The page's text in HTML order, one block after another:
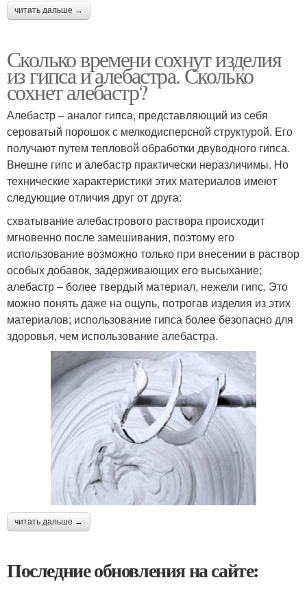
читать дальше →
Сколько времени сохнут изделия
из гипса и алебастра. Сколько
сохнет алебастр?
Алебастр – аналог гипса, представляющий из себя
сероватый порошок с мелкодисперсной структурой. Его
получают путем тепловой обработки двуводного гипса.
Внешне гипс и алебастр практически неразличимы. Но
технические характеристики этих материалов имеют
следующие отличия друг от друга:
схватывание алебастрового раствора происходит
мгновенно после замешивания, поэтому его
использование возможно только при внесении в раствор
особых добавок, задерживающих его высыхание;
алебастр – более твердый материал, нежели гипс. Это
можно понять даже на ощупь, потрогав изделия из этих
материалов; использование гипса более безопасно для
здоровья, чем использование алебастра.
читать дальше →
Последние обновления на сайте: